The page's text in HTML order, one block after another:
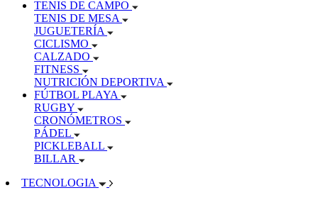
TENIS DE CAMPO
TENIS DE MESA
JUGUETERÍA
CICLISMO
CALZADO
FITNESS
NUTRICIÓN DEPORTIVA
FÚTBOL PLAYA
RUGBY
CRONÓMETROS
PÁDEL
PICKLEBALL
BILLAR
TECNOLOGIA